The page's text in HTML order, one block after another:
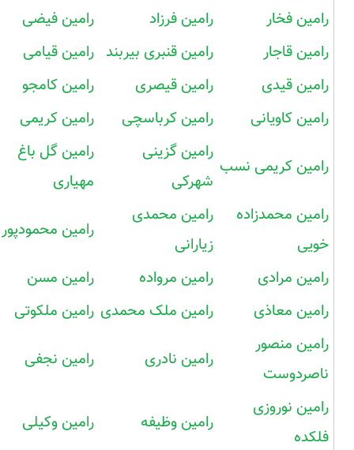
رامین فخار رامین فرزاد
رامین فیضی
رامین قاجار
رامین قنبری بیربند رامین قیامی
رامین قیدی
رامین قیصری
رامین کامجو
رامین کاویانی
رامین کرباسچی رامین کریمی
رامین کریمی نسب
رامین گزینی
شهرکی
رامین گل باغ
مهیاری
رامین محمدزاده
خویی
رامین محمدی
زیارانی
رامین محمودپور
رامین مرادی رامین مرواده
رامین مسن
رامین معاذی
رامین ملک محمدی رامین ملکوتی
رامین منصور
ناصردوست
رامین نادری رامین نجفی
رامین نوروزی
فلکده
رامین وظیفه رامین وکیلی